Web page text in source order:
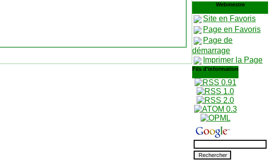
Webmestre
Site en Favoris
Page en Favoris
Page de
démarrage
Imprimer la Page
Fils d'information